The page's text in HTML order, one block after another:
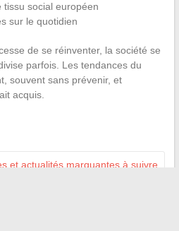
tissu social européen
sur le quotidien
de se réinventer, la société se
parfois. Les tendances du
souvent sans prévenir, et
acquis.
et actualités marquantes à suivre